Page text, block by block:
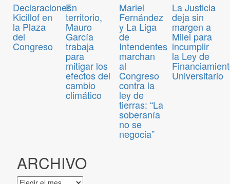
Declaraciones:
Kicillof en
la Plaza
del
Congreso
En
territorio,
Mauro
García
trabaja
para
mitigar los
efectos del
cambio
climático
Mariel
Fernández
y La Liga
de
Intendentes
marchan
al
Congreso
contra la
ley de
tierras: “La
soberanía
no se
negocia”
La Justicia
deja sin
margen a
Milei para
incumplir
la Ley de
Universitario
ARCHIVO